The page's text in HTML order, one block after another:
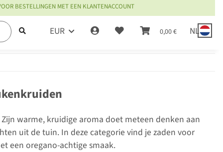
BESTELLINGEN MET EEN KLANTENACCOUNT
EUR 0,00 € NL
warme, kruidige aroma doet meteen denken aan
uit de tuin. In deze categorie vind je zaden voor
een oregano-achtige smaak.